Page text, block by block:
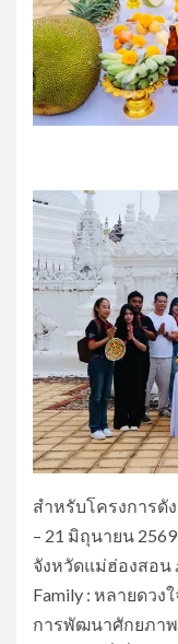
สำหรับโครงการดั
– 21 มิถุนายน
จังหวัดแม่ฮ่องสอน
Family : หลายดวง
การพัฒนาศักยภา